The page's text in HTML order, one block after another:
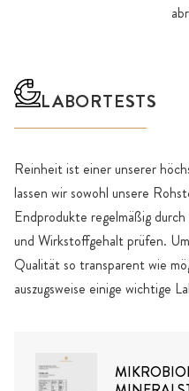
LABORTESTS
Reinheit ist einer unserer
lassen wir sowohl unsere
Endprodukte regelmäßig
und Wirkstoffgehalt prüfen.
Qualität so transparent wie
auszugsweise einige wichtige